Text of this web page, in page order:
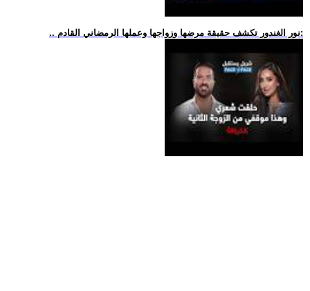
.. نور الغندور تكشف حقيقة مرضها وزواجها وعملها الرمضاني القادم: